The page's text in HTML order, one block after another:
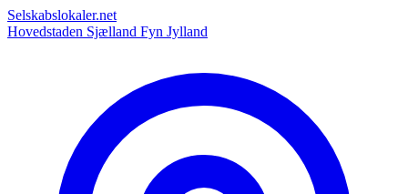
Selskabslokaler.net
Hovedstaden Sjælland Fyn Jylland